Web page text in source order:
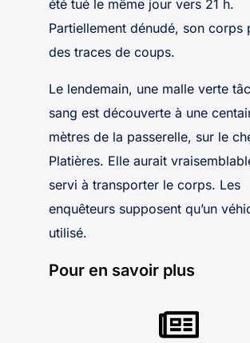
été tué le même jour vers 21 h.
Partiellement dénudé, son corps
des traces de coups.
Le lendemain, une malle verte
sang est découverte à une
mètres de la passerelle, sur le
Platières. Elle aurait
servi à transporter le corps. Les
enquêteurs supposent qu’un
utilisé.
Pour en savoir plus